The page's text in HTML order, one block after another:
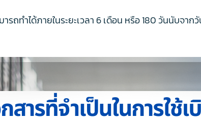
รถทำได้ภายในระยะเวลา 6 เดือน หรือ 180 วันนับจาก